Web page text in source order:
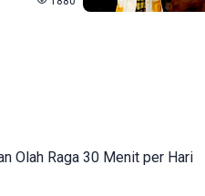
Olah Raga 30 Menit per Hari